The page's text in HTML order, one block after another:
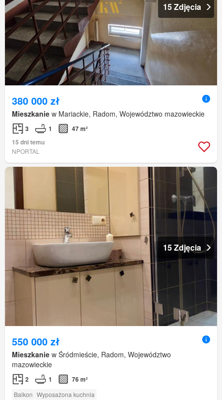
15 Zdjęcia
380 000 zł
Mieszkanie w Mariackie, Radom, Województwo mazowieckie
3 1
47 m²
15 dni temu
NPORTAL
15 Zdjęcia
550 000 zł
Mieszkanie w Śródmieście, Radom, Województwo
mazowieckie
2 1 76 m²
Balkon Wyposażona kuchnia